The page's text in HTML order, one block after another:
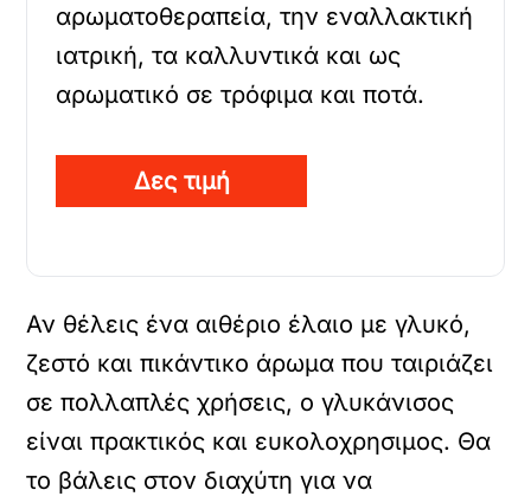
αρωματοθεραπεία, την εναλλακτική
ιατρική, τα καλλυντικά και ως
αρωματικό σε τρόφιμα και ποτά.
Δες τιμή
Αν θέλεις ένα αιθέριο έλαιο με γλυκό,
ζεστό και πικάντικο άρωμα που ταιριάζει
σε πολλαπλές χρήσεις, ο γλυκάνισος
είναι πρακτικός και ευκολοχρησιμος. Θα
το βάλεις στον διαχύτη για να